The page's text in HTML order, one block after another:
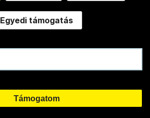
Egyedi támogatás